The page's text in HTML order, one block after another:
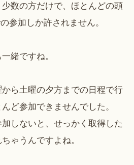
数の方だけで、ほとんどの頭
参加しか許されません。
緒ですね。
ら土曜の夕方までの日程で行
ど参加できませんでした。
しないと、せっかく取得した
ゃうんですよね。